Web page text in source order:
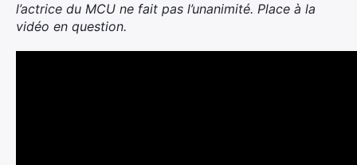
l’actrice du MCU ne fait pas l’unanimité. Place à la
vidéo en question.